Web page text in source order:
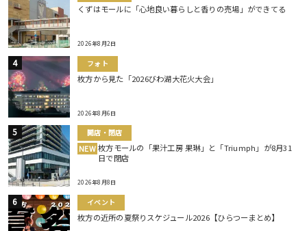
くずはモールに「心地良い暮らしと香りの売場」ができてる
2026年8月2日
フォト
枚方から見た「2026びわ湖大花火大会」
2026年8月6日
開店・閉店
NEW 枚方モールの「果汁工房 果琳」と「Triumph」が8月31
日で閉店
2026年8月8日
イベント
枚方の近所の夏祭りスケジュール2026【ひらつーまとめ】